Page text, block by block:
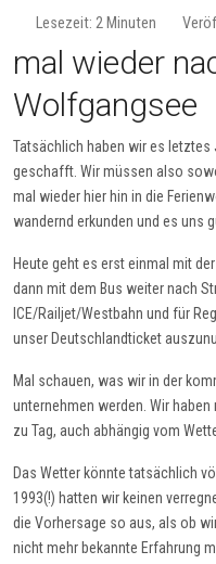
Lesezeit: 2 Minuten
mal wieder
Wolfgangsee
Tatsächlich haben wir es letztes
geschafft. Wir müssen also
mal wieder hier hin in die
wandernd erkunden und es uns
Heute geht es erst einmal mit
dann mit dem Bus weiter nach
ICE/Railjet/Westbahn und für
unser Deutschlandticket
Mal schauen, was wir in der
unternehmen werden. Wir
zu Tag, auch abhängig vom
Das Wetter könnte tatsächlich
1993(!) hatten wir keinen
die Vorhersage so aus, als ob
nicht mehr bekannte Erfahrung